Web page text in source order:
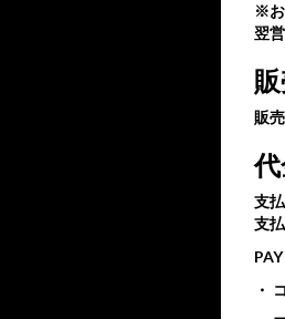
※お
翌
販
支
支
・